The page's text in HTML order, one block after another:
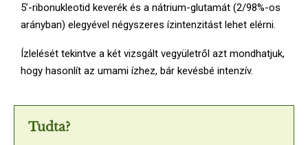
5’-ribonukleotid keverék és a nátrium-glutamát (2/98%-os
arányban) elegyével négyszeres ízintenzitást lehet elérni.
Ízlelését tekintve a két vizsgált vegyületről azt mondhatjuk,
hogy hasonlít az umami ízhez, bár kevésbé intenzív.
Tudta?